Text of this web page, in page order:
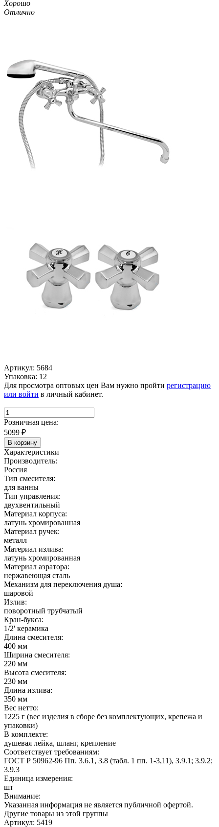
Хорошо
Отлично
Артикул: 5684
Упаковка: 12
Для просмотра оптовых цен Вам нужно пройти регистрацию
или войти в личный кабинет.
Розничная цена:
5099 ₽
В корзину
Характеристики
Производитель:
Россия
Тип смесителя:
для ванны
Тип управления:
двухвентильный
Материал корпуса:
латунь хромированная
Материал ручек:
металл
Материал излива:
латунь хромированная
Материал аэратора:
нержавеющая сталь
Механизм для переключения душа:
шаровой
Излив:
поворотный трубчатый
Кран-букса:
1/2' керамика
Длина смесителя:
400 мм
Ширина смесителя:
220 мм
Высота смесителя:
230 мм
Длина излива:
350 мм
Вес нетто:
1225 г (вес изделия в сборе без комплектующих, крепежа и
упаковки)
В комплекте:
душевая лейка, шланг, крепление
Соответствует требованиям:
ГОСТ Р 50962-96 Пп. 3.6.1, 3.8 (табл. 1 пп. 1-3,11), 3.9.1; 3.9.2;
3.9.3
Единица измерения:
шт
Внимание:
Указанная информация не является публичной офертой.
Другие товары из этой группы
Артикул: 5419